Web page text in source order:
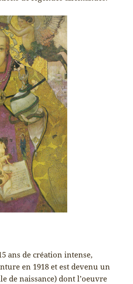
ans de création intense,
en 1918 et est devenu un
de naissance) dont l’oeuvre